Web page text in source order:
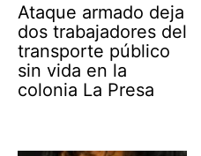
Ataque armado deja
dos trabajadores del
transporte público
sin vida en la
colonia La Presa